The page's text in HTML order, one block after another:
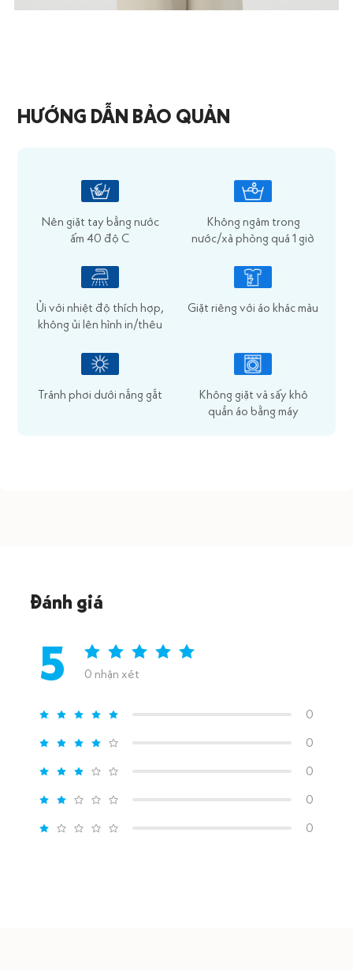
HƯỚNG DẪN BẢO QUẢN
Nên giặt tay bằng nước
ấm 40 độ C
Không ngâm trong
nước/xà phòng quá 1 giờ
Ủi với nhiệt độ thích hợp,
không ủi lên hình in/thêu
Giặt riêng với áo khác màu
Tránh phơi dưới nắng gắt
Không giặt và sấy khô
quần áo bằng máy
Đánh giá
5 0 nhận xét
0
0
0
0
0